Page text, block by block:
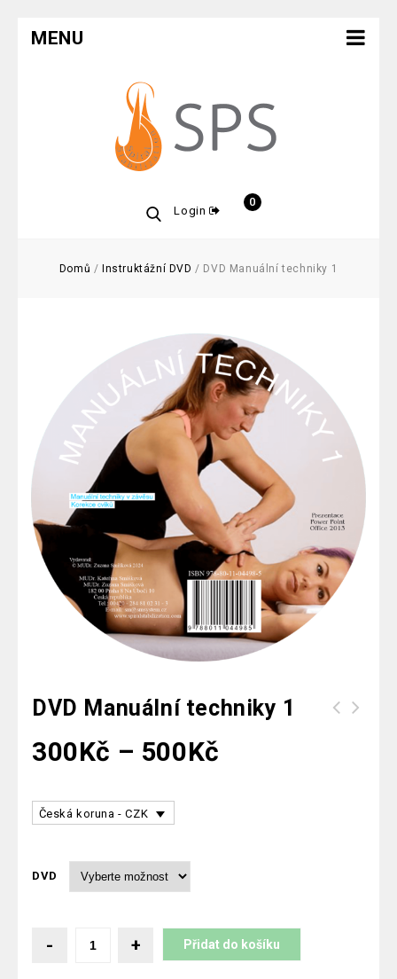
MENU
Login
0
Domů / Instruktážní DVD / DVD Manuální techniky 1
DVD Manuální techniky 1
300Kč – 500Kč
Česká koruna - CZK
DVD
Přidat do košíku